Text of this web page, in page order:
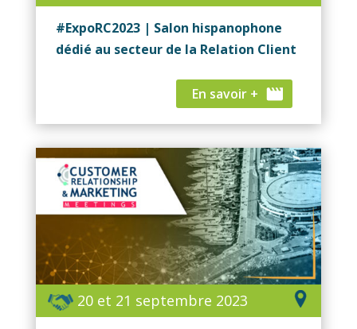
#ExpoRC2023 | Salon hispanophone
dédié au secteur de la Relation Client
En savoir +
20 et 21 septembre 2023